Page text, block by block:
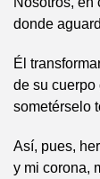
donde
Él
de su cuerpo
sometérselo
Así, pues,
y mi corona,